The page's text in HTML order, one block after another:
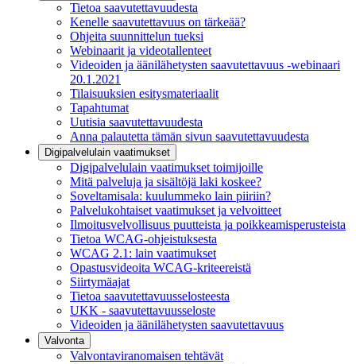
Tietoa saavutettavuudesta
Kenelle saavutettavuus on tärkeää?
Ohjeita suunnittelun tueksi
Webinaarit ja videotallenteet
Videoiden ja äänilähetysten saavutettavuus -webinaari
20.1.2021
Tilaisuuksien esitysmateriaalit
Tapahtumat
Uutisia saavutettavuudesta
Anna palautetta tämän sivun saavutettavuudesta
Digipalvelulain vaatimukset
Digipalvelulain vaatimukset toimijoille
Mitä palveluja ja sisältöjä laki koskee?
Soveltamisala: kuulummeko lain piiriin?
Palvelukohtaiset vaatimukset ja velvoitteet
Ilmoitusvelvollisuus puutteista ja poikkeamisperusteista
Tietoa WCAG-ohjeistuksesta
WCAG 2.1: lain vaatimukset
Opastusvideoita WCAG-kriteereistä
Siirtymäajat
Tietoa saavutettavuusselosteesta
UKK - saavutettavuusseloste
Videoiden ja äänilähetysten saavutettavuus
Valvonta
Valvontaviranomaisen tehtävät